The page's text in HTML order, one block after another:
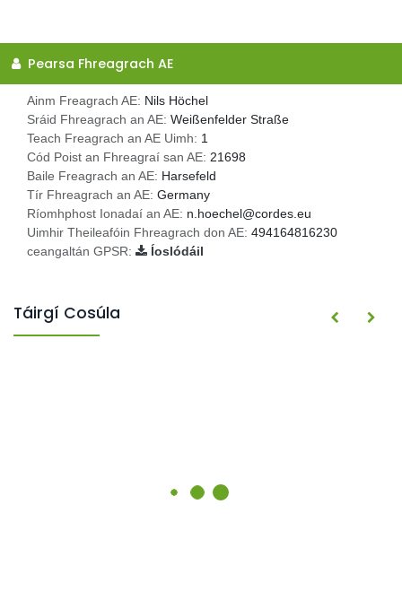
Pearsa Fhreagrach AE
Ainm Freagrach AE: Nils Höchel
Sráid Fhreagrach an AE: Weißenfelder Straße
Teach Freagrach an AE Uimh: 1
Cód Poist an Fhreagraí san AE: 21698
Baile Freagrach an AE: Harsefeld
Tír Fhreagrach an AE: Germany
Ríomhphost Ionadaí an AE: n.hoechel@cordes.eu
Uimhir Theileafóin Fhreagrach don AE: 494164816230
ceangaltán GPSR:
Íoslódáil
Táirgí Cosúla